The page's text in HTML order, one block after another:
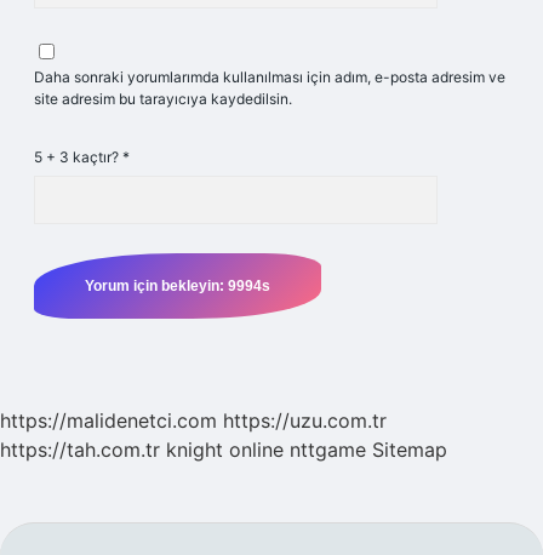
Daha sonraki yorumlarımda kullanılması için adım, e-posta adresim ve
site adresim bu tarayıcıya kaydedilsin.
5 + 3 kaçtır? *
https://malidenetci.com https://uzu.com.tr
https://tah.com.tr knight online nttgame Sitemap